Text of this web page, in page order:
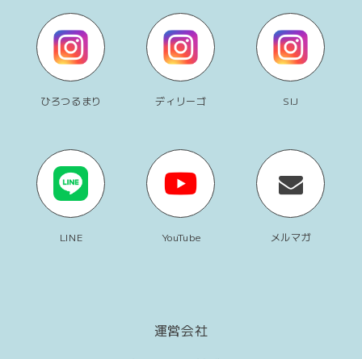
ひろつるまり ディリーゴ SIJ
LINE YouTube メルマガ
運営会社